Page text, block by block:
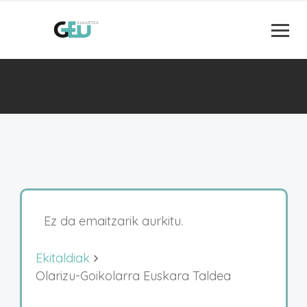
Ez da emaitzarik aurkitu.
Ekitaldiak
Olarizu-Goikolarra Euskara Taldea